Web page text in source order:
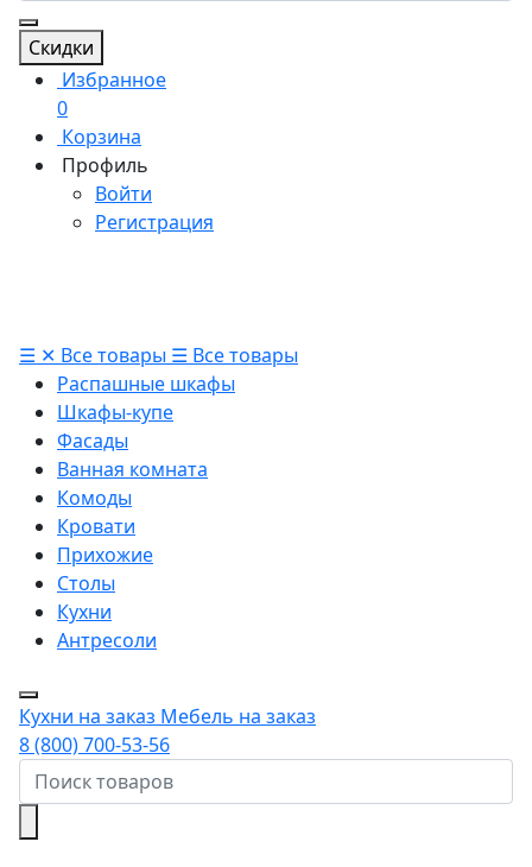
Скидки
Избранное
0
Корзина
Профиль
Войти
Регистрация
☰ ✕ Все товары ☰ Все товары
Распашные шкафы
Шкафы-купе
Фасады
Ванная комната
Комоды
Кровати
Прихожие
Столы
Кухни
Антресоли
Кухни на заказ Мебель на заказ
8 (800) 700-53-56